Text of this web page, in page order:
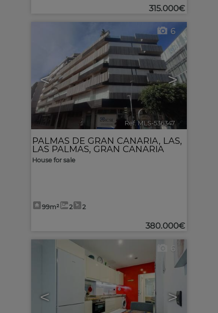
315.000€
< >
6
Ref. MLS-536347 🔗
PALMAS DE GRAN CANARIA, LAS,
LAS PALMAS, GRAN CANARIA
House for sale
99m² 2 2
380.000€
< >
6